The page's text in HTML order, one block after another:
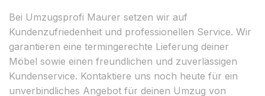
Bei Umzugsprofi Maurer setzen wir auf
Kundenzufriedenheit und professionellen Service. Wir
garantieren eine termingerechte Lieferung deiner
Möbel sowie einen freundlichen und zuverlässigen
Kundenservice. Kontaktiere uns noch heute für ein
unverbindliches Angebot für deinen Umzug von